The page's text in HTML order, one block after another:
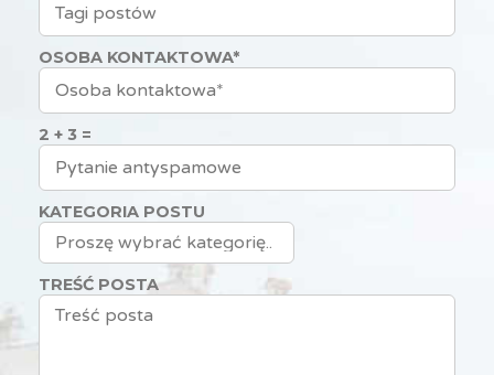
OSOBA KONTAKTOWA*
2 + 3 =
KATEGORIA POSTU
TREŚĆ POSTA